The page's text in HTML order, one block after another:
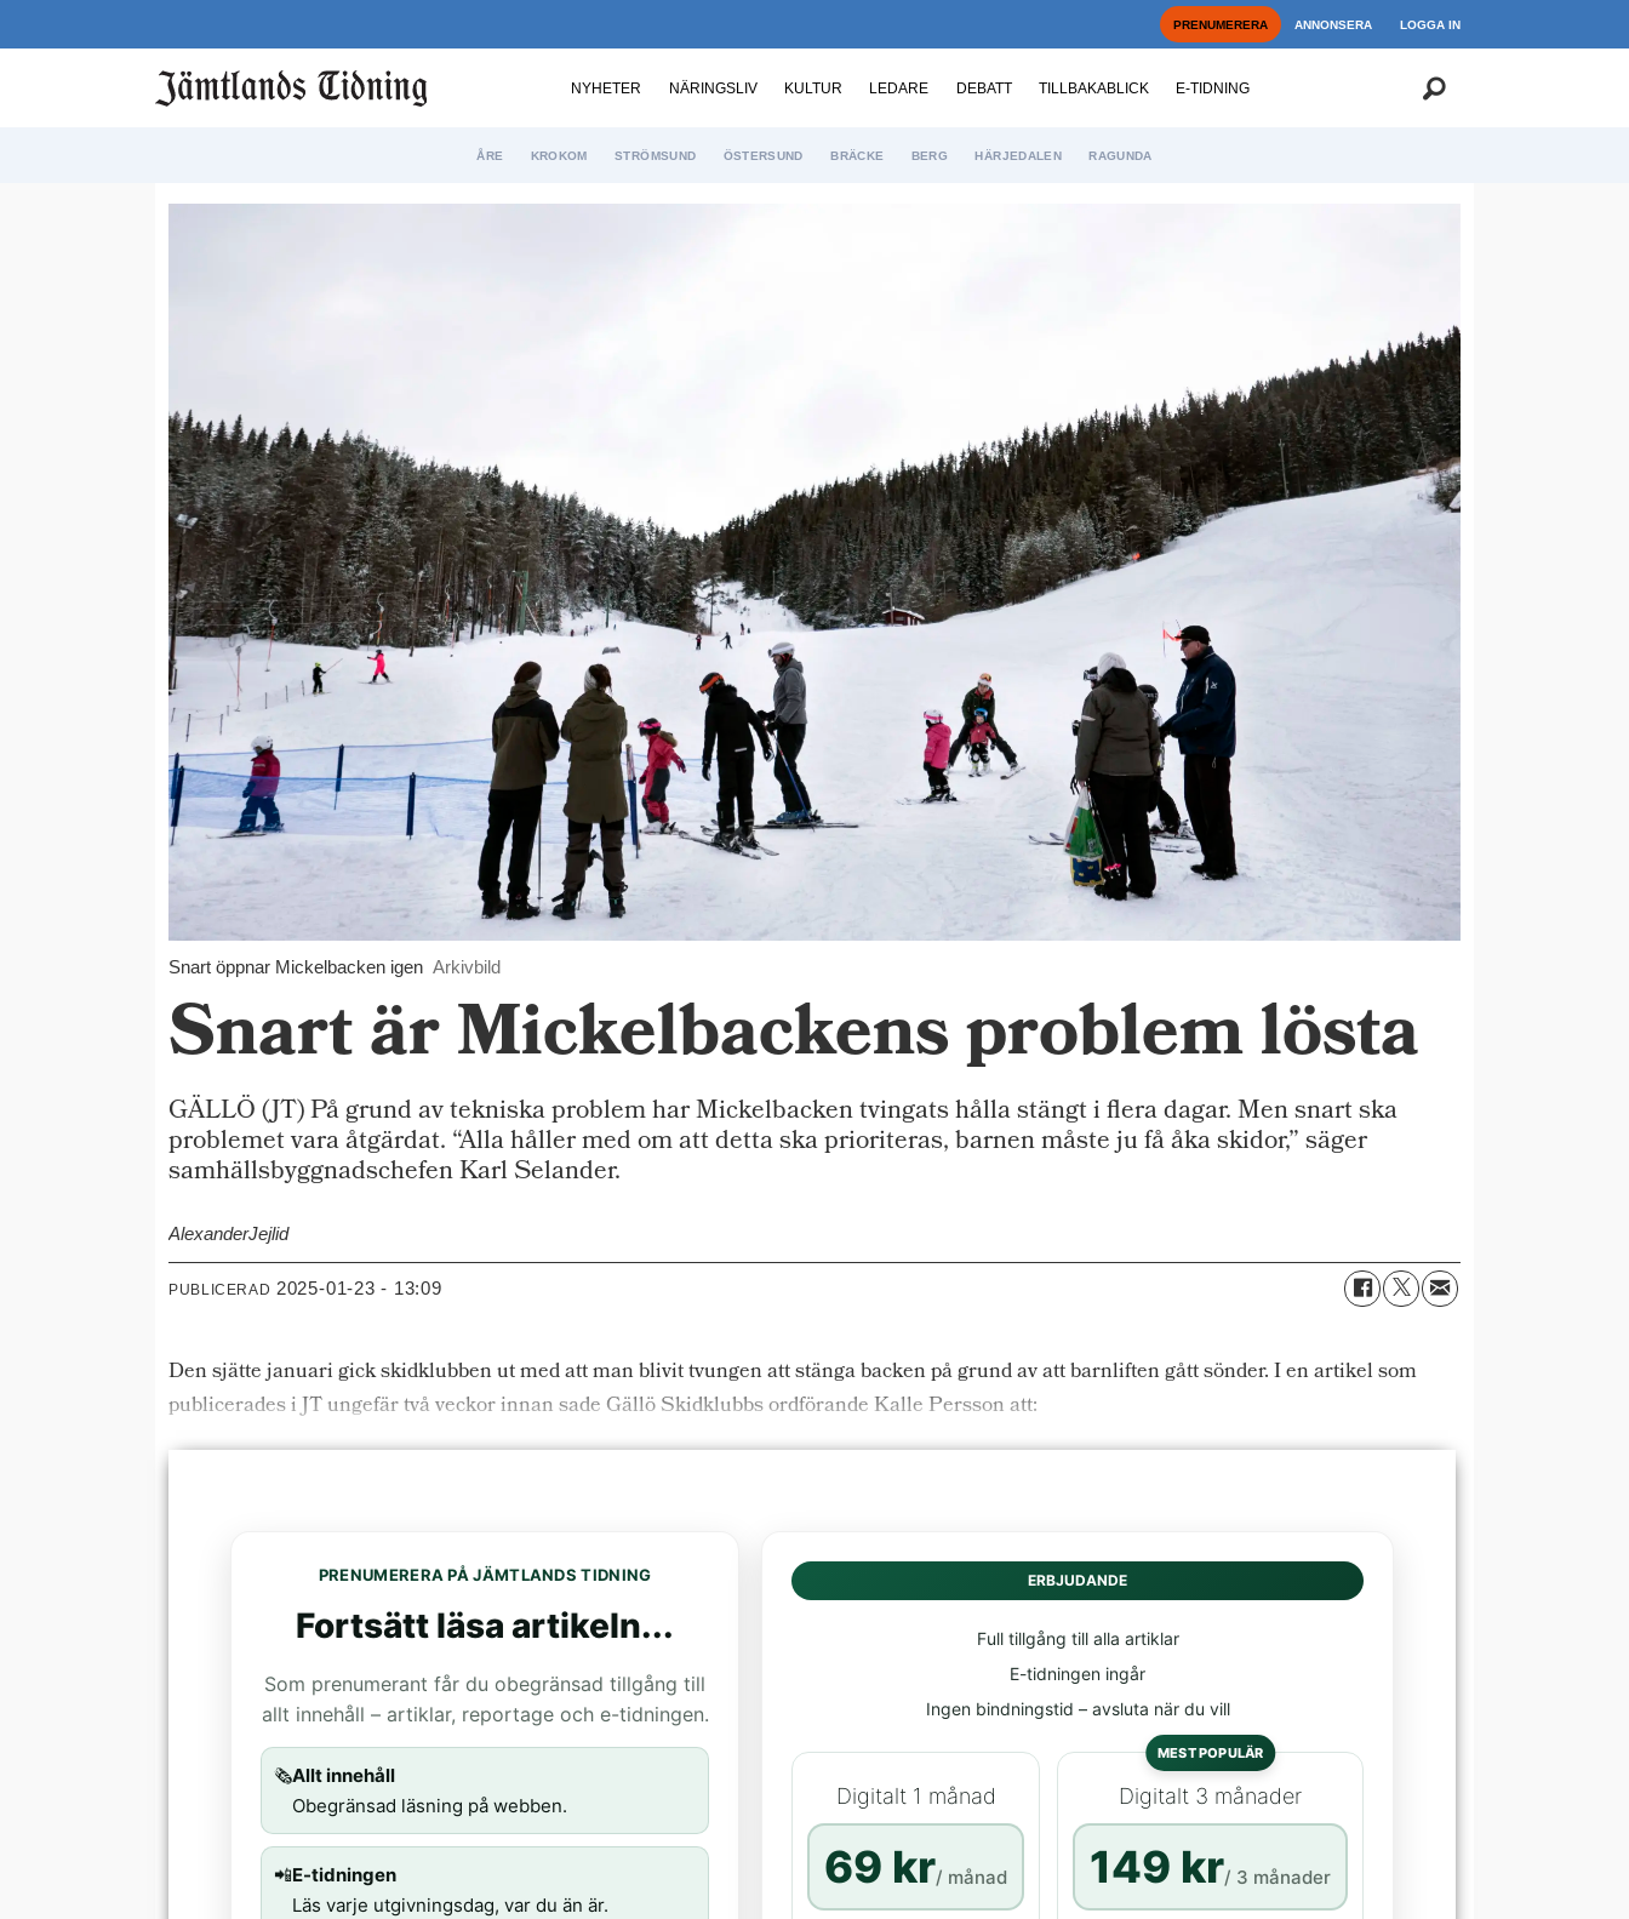
PRENUMERERA ANNONSERA LOGGA IN
NYHETER NÄRINGSLIV KULTUR LEDARE DEBATT TILLBAKABLICK E-TIDNING
ÅRE KROKOM STRÖMSUND ÖSTERSUND BRÄCKE BERG HÄRJEDALEN RAGUNDA
Snart öppnar Mickelbacken igen Arkivbild
Snart är Mickelbackens problem lösta
GÄLLÖ (JT) På grund av tekniska problem har Mickelbacken tvingats hålla stängt i flera dagar. Men snart ska
problemet vara åtgärdat. “Alla håller med om att detta ska prioriteras, barnen måste ju få åka skidor,” säger
samhällsbyggnadschefen Karl Selander.
AlexanderJejlid
PUBLICERAD 2025-01-23 - 13:09
Den sjätte januari gick skidklubben ut med att man blivit tvungen att stänga backen på grund av att barnliften gått sönder. I en artikel som
publicerades i JT ungefär två veckor innan sade Gällö Skidklubbs ordförande Kalle Persson att:
PRENUMERERA PÅ JÄMTLANDS TIDNING
Fortsätt läsa artikeln...
Som prenumerant får du obegränsad tillgång till
allt innehåll – artiklar, reportage och e-tidningen.
🗞️Allt innehåll
Obegränsad läsning på webben.
📲E-tidningen
Läs varje utgivningsdag, var du än är.
ERBJUDANDE
Full tillgång till alla artiklar
E-tidningen ingår
Ingen bindningstid – avsluta när du vill
Digitalt 1 månad
69 kr/ månad
MEST POPULÄR
Digitalt 3 månader
149 kr/ 3 månader